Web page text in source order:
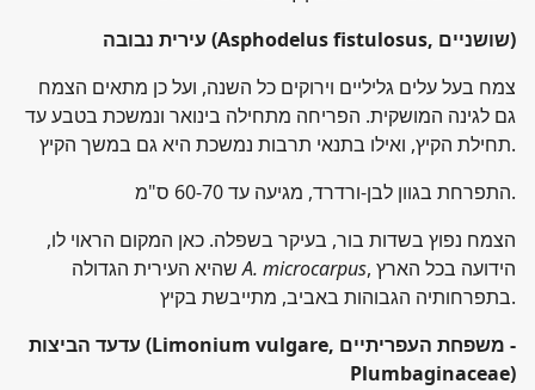
עירית נבובה
(Asphodelus fistulosus, שושניים)
צמח בעל עלים גליליים וירוקים כל השנה, ועל כן מתאים הצמח
גם לגינה המושקית. הפריחה מתחילה בינואר ונמשכת בטבע עד
תחילת הקיץ, ואילו בתנאי תרבות נמשכת היא גם במשך הקיץ.
התפרחת בגוון לבן-ורדרד, מגיעה עד 60-70 ס"מ.
הצמח נפוץ בשדות בור, בעיקר בשפלה. כאן המקום הראוי לו,
שהיא העירית הגדולהA. microcarpus, הידועה בכל הארץ
בתפרחותיה הגבוהות באביב, מתייבשת בקיץ.
עדעד הביצות
(Limonium vulgare, משפחת העפריתיים -
Plumbaginaceae)